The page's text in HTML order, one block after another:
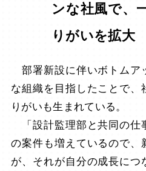
ンな社風で、
りがいを拡大
部署新設に伴いボトムア
な組織を目指したことで
りがいも生まれている。
「設計監理部と共同の仕
の案件も増えているので、
が、それが自分の成長につ